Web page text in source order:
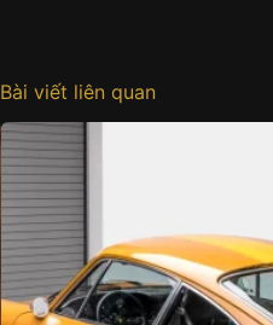
Bài viết liên quan